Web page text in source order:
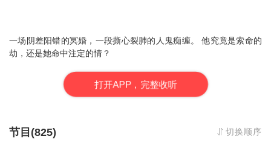
一场阴差阳错的冥婚，一段撕心裂肺的人鬼痴缠。
他究竟是索命的
劫，还是她命中注定的情？
打开APP，完整收听
节目(825) 切换顺序